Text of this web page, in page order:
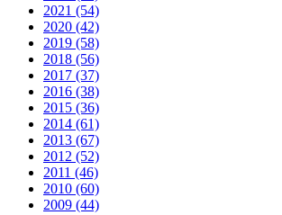
2021 (54)
2020 (42)
2019 (58)
2018 (56)
2017 (37)
2016 (38)
2015 (36)
2014 (61)
2013 (67)
2012 (52)
2011 (46)
2010 (60)
2009 (44)